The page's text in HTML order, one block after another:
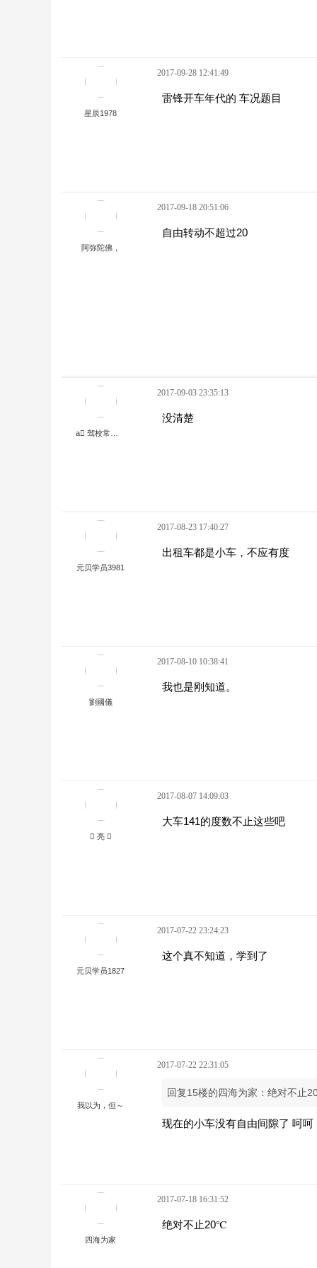
星辰1978
2017-09-28 12:41:49
雷锋开车年代的 车况题目
阿弥陀佛，
2017-09-18 20:51:06
自由转动不超过20
2017-09-03 23:35:13
没清楚
元贝学员3981
2017-08-23 17:40:27
出租车都是小车，不应有度
劉國儀
2017-08-10 10:38:41
我也是刚知道。
 亮 
2017-08-07 14:09:03
大车141的度数不止这些吧
元贝学员1827
2017-07-22 23:24:23
这个真不知道，学到了
我以为，但～
2017-07-22 22:31:05
回复15楼的四海为家：绝对不止
现在的小车没有自由间隙了 呵呵
四海为家
2017-07-18 16:31:52
绝对不止20℃